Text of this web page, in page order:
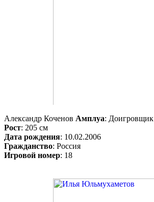
Александр Коченов Амплуа: Доигровщик
Рост: 205 см
Дата рождения: 10.02.2006
Гражданство: Россия
Игровой номер: 18